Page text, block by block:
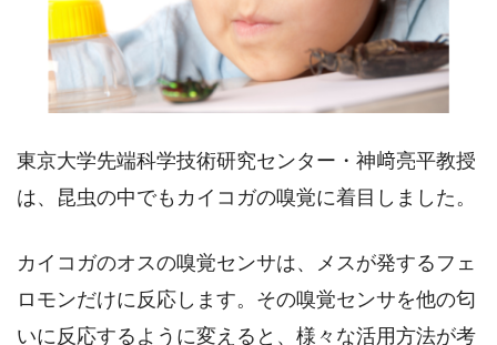
東京大学先端科学技術研究センター・神﨑亮平教授
は、昆虫の中でもカイコガの嗅覚に着目しました。
カイコガのオスの嗅覚センサは、メスが発するフェ
ロモンだけに反応します。その嗅覚センサを他の匂
いに反応するように変えると、様々な活用方法が考